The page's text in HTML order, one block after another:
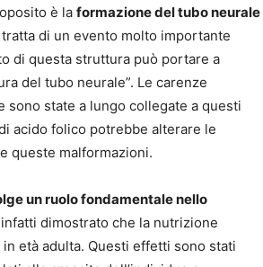
è la formazione del tubo neurale
di un evento molto importante
di questa struttura può portare a
del tubo neurale”. Le carenze
sono state a lungo collegate a questi
acido folico potrebbe alterare le
queste malformazioni.
un ruolo fondamentale nello
infatti dimostrato che la nutrizione
età adulta. Questi effetti sono stati